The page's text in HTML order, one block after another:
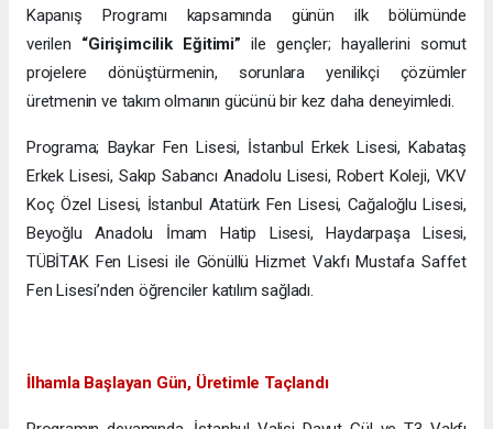
Kapanış Programı kapsamında günün ilk bölümünde
verilen “Girişimcilik Eğitimi” ile gençler; hayallerini somut
projelere dönüştürmenin, sorunlara yenilikçi çözümler
üretmenin ve takım olmanın gücünü bir kez daha deneyimledi.
Programa; Baykar Fen Lisesi, İstanbul Erkek Lisesi, Kabataş
Erkek Lisesi, Sakıp Sabancı Anadolu Lisesi, Robert Koleji, VKV
Koç Özel Lisesi, İstanbul Atatürk Fen Lisesi, Cağaloğlu Lisesi,
Beyoğlu Anadolu İmam Hatip Lisesi, Haydarpaşa Lisesi,
TÜBİTAK Fen Lisesi ile Gönüllü Hizmet Vakfı Mustafa Saffet
Fen Lisesi’nden öğrenciler katılım sağladı.
İlhamla Başlayan Gün, Üretimle Taçlandı